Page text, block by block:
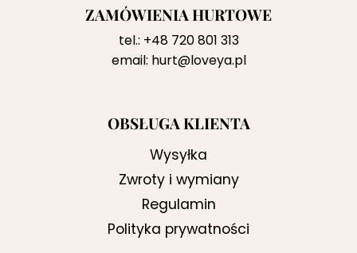
ZAMÓWIENIA HURTOWE
tel.: +48 720 801 313
email: hurt@loveya.pl
OBSŁUGA KLIENTA
Wysyłka
Zwroty i wymiany
Regulamin
Polityka prywatności